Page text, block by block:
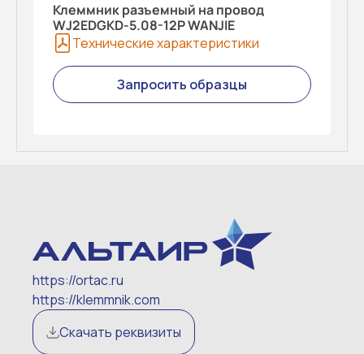
Клеммник разъемный на провод
WJ2EDGKD-5.08-12P WANJIE
Технические характеристики
Запросить образцы
https://ortac.ru
https://klemmnik.com
Скачать реквизиты